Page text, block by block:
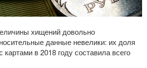
хищений довольно
данные невелики: их доля
в 2018 году составила всего